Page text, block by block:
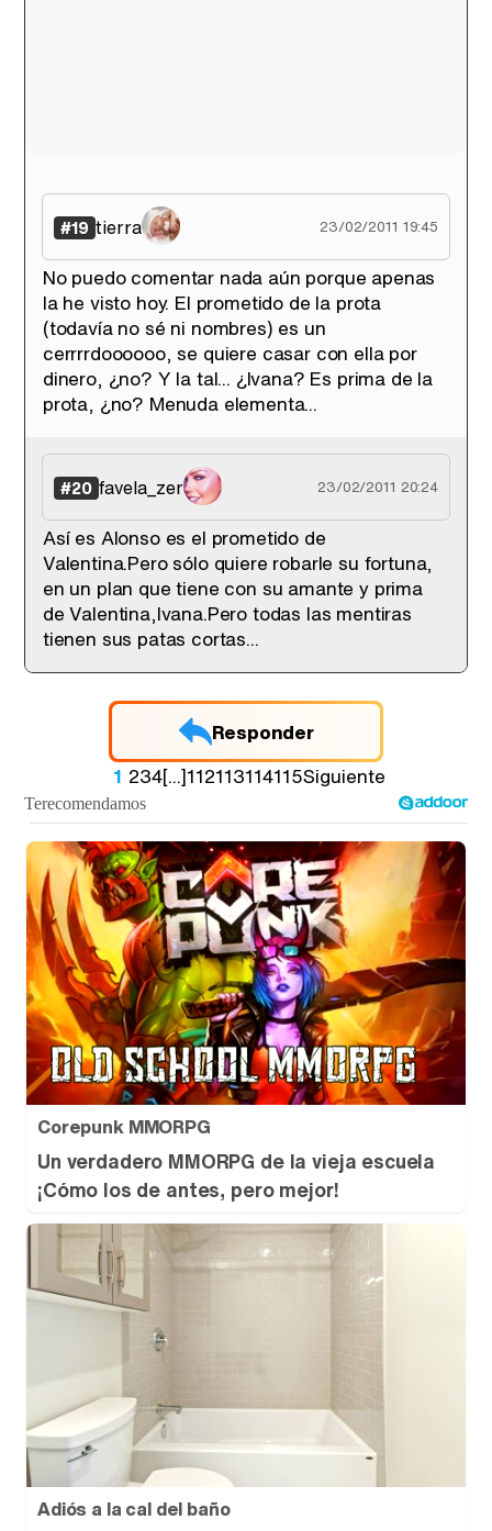
#19 tierra 23/02/2011 19:45
No puedo comentar nada aún porque apenas
la he visto hoy. El prometido de la prota
(todavía no sé ni nombres) es un
cerrrrdoooooo, se quiere casar con ella por
dinero, ¿no? Y la tal... ¿Ivana? Es prima de la
prota, ¿no? Menuda elementa...
#20 favela_zer 23/02/2011 20:24
Así es Alonso es el prometido de
Valentina.Pero sólo quiere robarle su fortuna,
en un plan que tiene con su amante y prima
de Valentina,Ivana.Pero todas las mentiras
tienen sus patas cortas...
Responder
1 234[...]112113114115Siguiente
Corepunk MMORPG
Un verdadero MMORPG de la vieja escuela
¡Cómo los de antes, pero mejor!
Adiós a la cal del baño